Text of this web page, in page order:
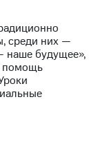
среди них —
наше будущее»,
помощь